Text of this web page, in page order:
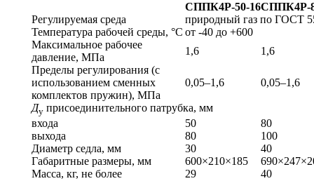
СППК4Р-50-16СППК4Р-
Регулируемая среда
природный газ по ГОСТ
Температура рабочей среды, °С от -40 до +600
Максимальное рабочее
давление, МПа
1,6
1,6
Пределы регулирования (с
использованием сменных
комплектов пружин), МПа
0,05–1,6 0,05–1,6
Ду присоединительного патрубка, мм
входа
50
80
выхода
80
100
Диаметр седла, мм
30
40
Габаритные размеры, мм
600×210×185
Масса, кг, не более
29 40